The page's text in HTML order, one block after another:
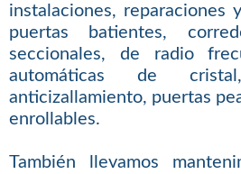
instalaciones, reparaciones
puertas batientes,
seccionales, de radio
automáticas de
anticizallamiento, puertas
enrollables.
También llevamos